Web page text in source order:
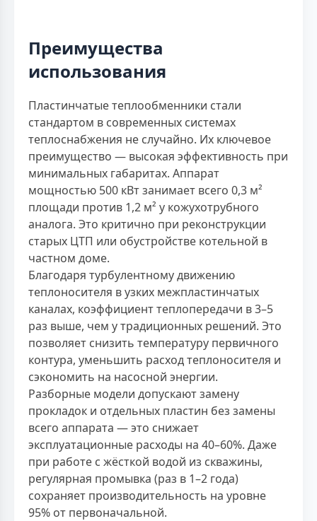
Преимущества
использования
Пластинчатые теплообменники стали
стандартом в современных системах
теплоснабжения не случайно. Их ключевое
преимущество — высокая эффективность при
минимальных габаритах. Аппарат
мощностью 500 кВт занимает всего 0,3 м²
площади против 1,2 м² у кожухотрубного
аналога. Это критично при реконструкции
старых ЦТП или обустройстве котельной в
частном доме.
Благодаря турбулентному движению
теплоносителя в узких межпластинчатых
каналах, коэффициент теплопередачи в 3–5
раз выше, чем у традиционных решений. Это
позволяет снизить температуру первичного
контура, уменьшить расход теплоносителя и
сэкономить на насосной энергии.
Разборные модели допускают замену
прокладок и отдельных пластин без замены
всего аппарата — это снижает
эксплуатационные расходы на 40–60%. Даже
при работе с жёсткой водой из скважины,
регулярная промывка (раз в 1–2 года)
сохраняет производительность на уровне
95% от первоначальной.